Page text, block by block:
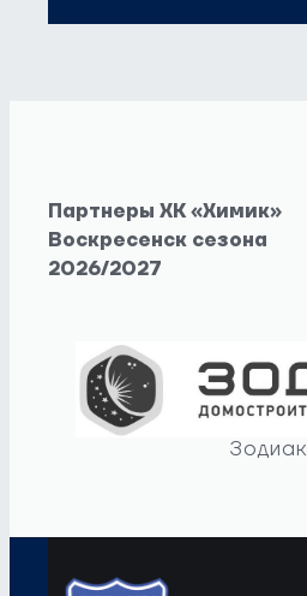
Партнеры ХК «Химик»
Воскресенск сезона
2026/2027
Зодиак